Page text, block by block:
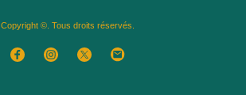
Copyright ©. Tous droits réservés.